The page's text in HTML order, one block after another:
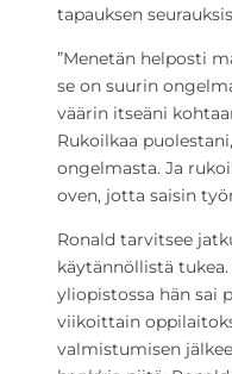
tapauksen
”Menetän helposti
se on suurin
väärin itseäni
Rukoilkaa
ongelmasta. Ja
oven, jotta saisin
Ronald tarvitsee
käytännöllistä
yliopistossa hän sai
viikoittain
valmistumisen